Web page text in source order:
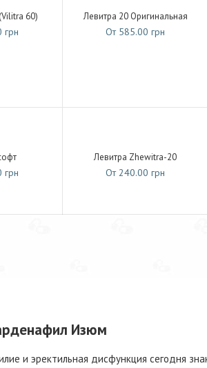
60)
грн
Левитра 20 Оригинальная
От 585.00 грн
грн
Левитра Zhewitra-20
От 240.00 грн
Изюм
и эректильная дисфункция сегодня